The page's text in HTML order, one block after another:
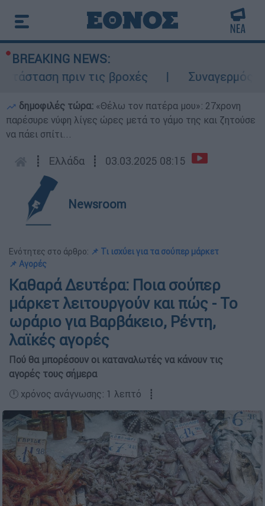
BREAKING NEWS:
πριν τις βροχές
Συναγερμός
δημοφιλές τώρα: «Θέλω τον πατέρα μου»: 27χρονη
παρέσυρε νύφη λίγες ώρες μετά το γάμο της και ζητούσε
να πάει σπίτι...
┋ Ελλάδα ┋ 03.03.2025 08:15
Newsroom
Ενότητες στο άρθρο: 📌 Τι ισχύει για τα σούπερ μάρκετ
📌 Αγορές
Καθαρά Δευτέρα: Ποια σούπερ
μάρκετ λειτουργούν και πώς - Το
ωράριο για Βαρβάκειο, Ρέντη,
λαϊκές αγορές
Πού θα μπορέσουν οι καταναλωτές να κάνουν τις
αγορές τους σήμερα
🕛 χρόνος ανάγνωσης: 1 λεπτό ┋